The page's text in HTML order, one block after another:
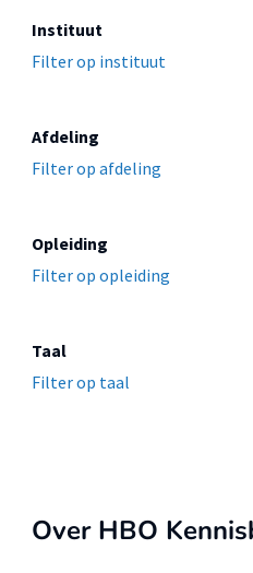
Instituut
Filter op instituut
Afdeling
Filter op afdeling
Opleiding
Filter op opleiding
Taal
Filter op taal
Over HBO